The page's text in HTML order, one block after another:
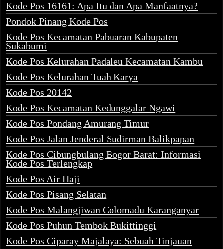
Kode Pos 16161: Apa Itu dan Apa Manfaatnya?
Pondok Pinang Kode Pos
Kode Pos Kecamatan Pabuaran Kabupaten
Sukabumi
Kode Pos Kelurahan Padaleu Kecamatan Kambu
Kode Pos Kelurahan Tuah Karya
Kode Pos 20142
Kode Pos Kecamatan Kedunggalar Ngawi
Kode Pos Pondang Amurang Timur
Kode Pos Jalan Jenderal Sudirman Balikpapan
Kode Pos Cibungbulang Bogor Barat: Informasi
Kode Pos Terlengkap
Kode Pos Air Haji
Kode Pos Pisang Selatan
Kode Pos Malangjiwan Colomadu Karanganyar
Kode Pos Puhun Tembok Bukittinggi
Kode Pos Ciparay Majalaya: Sebuah Tinjauan